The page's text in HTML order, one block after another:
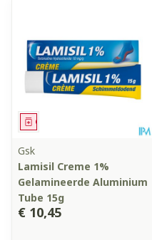
Geneesmiddel
Gsk
Lamisil Creme 1%
Gelamineerde Aluminium
Tube 15g
€ 10,45